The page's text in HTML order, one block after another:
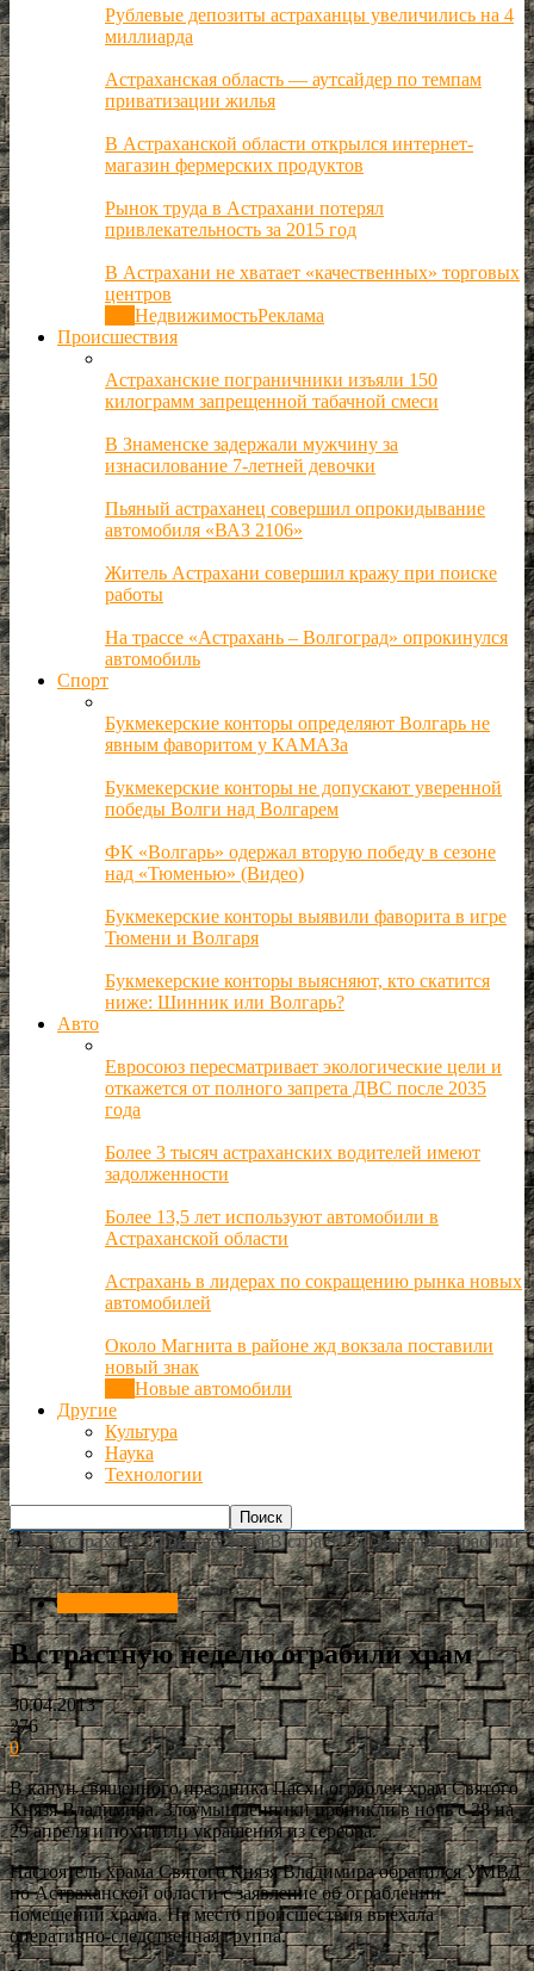
Рублевые депозиты астраханцы увеличились на 4
миллиарда
Астраханская область — аутсайдер по темпам
приватизации жилья
В Астраханской области открылся интернет-
магазин фермерских продуктов
Рынок труда в Астрахани потерял
привлекательность за 2015 год
В Астрахани не хватает «качественных» торговых
центров
НедвижимостьРеклама
Происшествия
Астраханские пограничники изъяли 150
килограмм запрещенной табачной смеси
В Знаменске задержали мужчину за
изнасилование 7-летней девочки
Пьяный астраханец совершил опрокидывание
автомобиля «ВАЗ 2106»
Житель Астрахани совершил кражу при поиске
работы
На трассе «Астрахань – Волгоград» опрокинулся
автомобиль
Спорт
Букмекерские конторы определяют Волгарь не
явным фаворитом у КАМАЗа
Букмекерские конторы не допускают уверенной
победы Волги над Волгарем
ФК «Волгарь» одержал вторую победу в сезоне
над «Тюменью» (Видео)
Букмекерские конторы выявили фаворита в игре
Тюмени и Волгаря
Букмекерские конторы выясняют, кто скатится
ниже: Шинник или Волгарь?
Авто
Евросоюз пересматривает экологические цели и
откажется от полного запрета ДВС после 2035
года
Более 3 тысяч астраханских водителей имеют
задолженности
Более 13,5 лет используют автомобили в
Астраханской области
Астрахань в лидерах по сокращению рынка новых
автомобилей
Около Магнита в районе жд вокзала поставили
новый знак
Новые автомобили
Другие
Культура
Наука
Технологии
РИА Астрахань Происшествия В страстную неделю ограбили
храм
В страстную неделю ограбили храм
30.04.2013
276
0
В канун священного праздника Пасхи ограблен храм Святого
Князя Владимира. Злоумышленники проникли в ночь с 28 на
29 апреля и похитили украшения из серебра.
Настоятель храма Святого Князя Владимира обратился УМВД
по Астраханской области с заявление об ограблении
помещений храма. На место происшествия выехала
оперативно-следственная группа.